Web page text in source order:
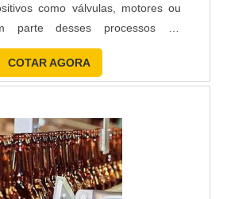
como válvulas, motores ou
parte desses processos de
devem desempenhar sua função
Manter a manutenção de
é sempre ideal! As válvulas
ade....
COTAR AGORA